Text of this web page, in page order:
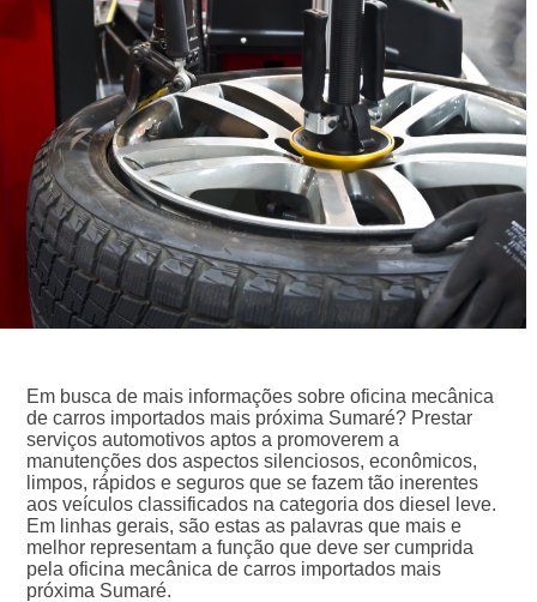
Em busca de mais informações sobre oficina mecânica
de carros importados mais próxima Sumaré? Prestar
serviços automotivos aptos a promoverem a
manutenções dos aspectos silenciosos, econômicos,
limpos, rápidos e seguros que se fazem tão inerentes
aos veículos classificados na categoria dos diesel leve.
Em linhas gerais, são estas as palavras que mais e
melhor representam a função que deve ser cumprida
pela oficina mecânica de carros importados mais
próxima Sumaré.